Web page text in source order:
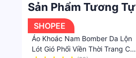
Sản Phẩm Tương Tự
SHOPEE
Áo Khoác Nam Bomber Da Lộn
Lót Gió Phối Viền Thời Trang Cao